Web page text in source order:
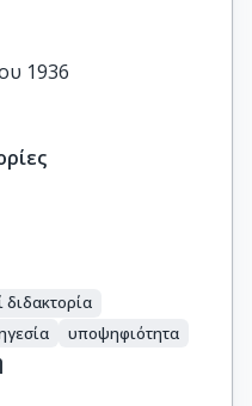
1936
διδακτορία
υποψηφιότητα